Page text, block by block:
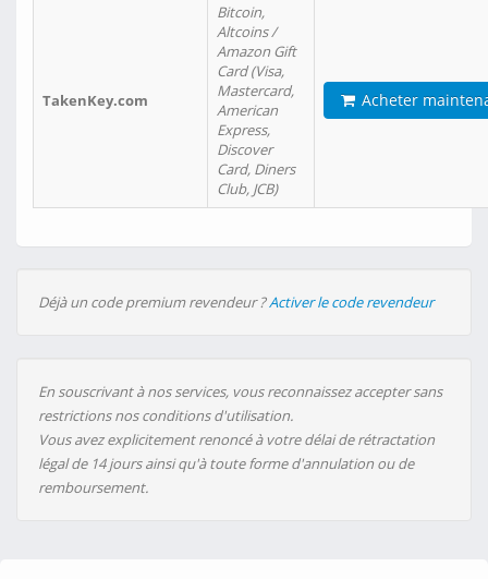
TakenKey.com
Bitcoin,
Altcoins /
Amazon Gift
Card (Visa,
Mastercard,
American
Express,
Discover
Card, Diners
Club, JCB)
Acheter
Déjà un code premium revendeur ?Activer le code revendeur
En souscrivant à nos services, vous reconnaissez accepter sans
restrictions nos conditions d'utilisation.
Vous avez explicitement renoncé à votre délai de rétractation
légal de 14 jours ainsi qu'à toute forme d'annulation ou de
remboursement.